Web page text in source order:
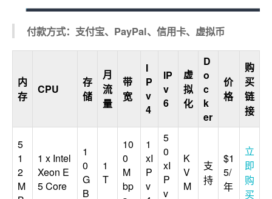
付款方式：支付宝、PayPal、信用卡、虚拟币
内
存
CPU
存
储
月
流
量
带
宽
I
P
v
4
IP
v
6
虚
拟
化
D
o
c
k
er
价
格
购
买
链
接
5
1
2
M
1 x Intel
Xeon E
5 Core
1
0
G
B
1
T
10
0
M
bp
1
xI
P
v
5
0
xI
P
v
K
V
M
支
持
$1
5/
年
立
即
购
买